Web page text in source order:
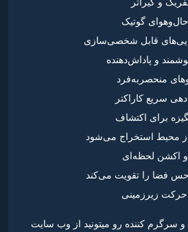
گوتیک
قابل شخصی‌سازی
و پاداش‌دهنده
منحصربه‌فرد
سریع کاراکتر
برای اکتشاف
از محیط استخراج می‌شود
و اکشن لحظه‌ای
فضا را تقویت می‌کند
حرکت زیرزمینی
سرگرم کننده رو میتونید از وب سایت